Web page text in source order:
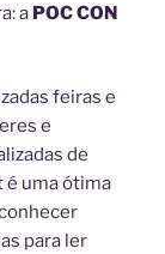
a POC CON
feiras e
e
de
uma ótima
para ler